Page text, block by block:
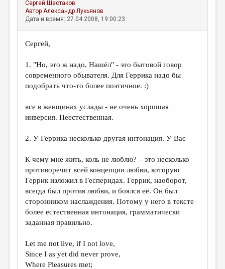
МАЛАЯ ПРОЗА
КУЛЬТУРОВЕДЕНИЕ
ПУБЛИЦИСТИКА
РЕЦЕНЗИРОВАНИЕ
ЦИКЛЫ ПУБЛИКАЦИЙ
ТРЕДИАКОВСКИЙ
МЕДИА
ВКОНТАКТЕ
Сергей Шестаков
АвторАлександр Лукьянов
Дата и время: 27.04.2008, 19:00:23
Сергей,
1. "Но, это ж надо, Нашёл" - это бытовой говор
современного обывателя. Для Геррика надо бы
подобрать что-то более поэтичное. :)
все в женщинах услады - не очень хорошая
инверсия. Неестественная.
2. У Геррика несколько другая интонация. У Вас
К чему мне жить, коль не люблю? – это несколько
противоречит всей концепции любви, которую
Геррик изложил в Гесперидах. Геррик, наоборот,
всегда был против любви, и боялся её. Он был
сторонником наслаждения. Потому у него в тексте
более естественная интонация, грамматически
заданная правильно.
Let me not live, if I not love,
Since I as yet did never prove,
Where Pleasures met;